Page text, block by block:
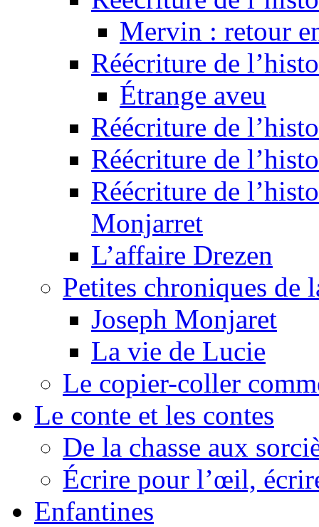
Mervin : retour
Réécriture de
Étrange aveu
Réécriture de
Réécriture de
Réécriture de
Monjarret
L’affaire Drezen
Petites chroniques de
Joseph Monjaret
La vie de Lucie
Le copier-coller
Le conte et les contes
De la chasse aux
Écrire pour l’œil,
Enfantines